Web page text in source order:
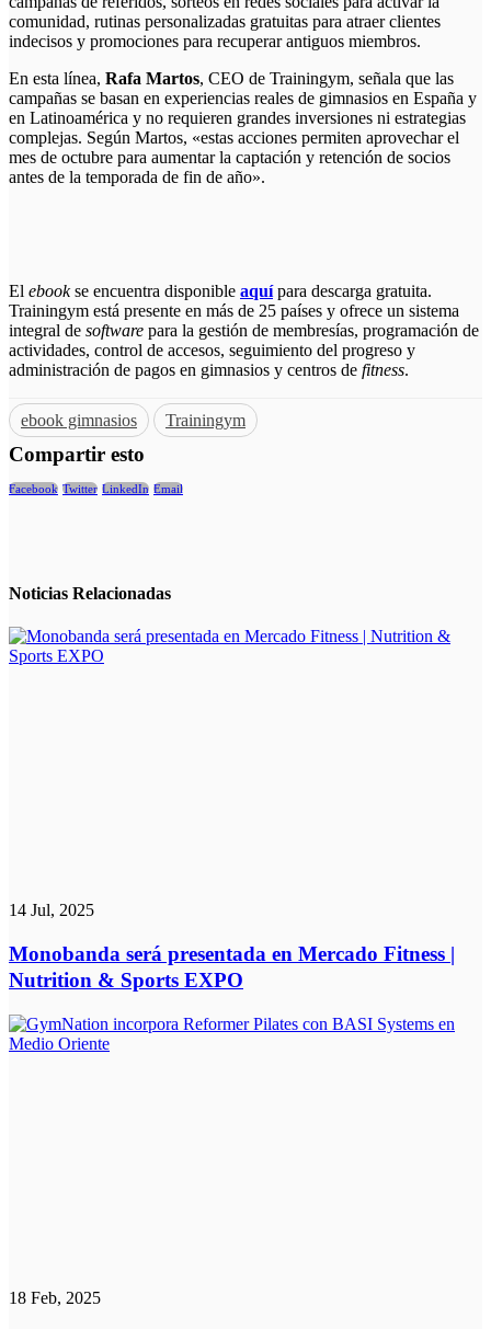
comunidad, rutinas personalizadas gratuitas para atraer clientes
indecisos y promociones para recuperar antiguos miembros.
En esta línea, Rafa Martos, CEO de Trainingym, señala que las
campañas se basan en experiencias reales de gimnasios en España y
en Latinoamérica y no requieren grandes inversiones ni estrategias
complejas. Según Martos, «estas acciones permiten aprovechar el
mes de octubre para aumentar la captación y retención de socios
antes de la temporada de fin de año».
El ebookse encuentra disponible aquí para descarga gratuita.
Trainingym está presente en más de 25 países y ofrece un sistema
integral de software para la gestión de membresías, programación de
actividades, control de accesos, seguimiento del progreso y
administración de pagos en gimnasios y centros de fitness.
ebook gimnasios Trainingym
Compartir esto
Facebook Twitter LinkedIn Email
Noticias Relacionadas
14 Jul, 2025
Monobanda será presentada en Mercado Fitness |
Nutrition & Sports EXPO
18 Feb, 2025